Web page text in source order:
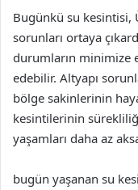
Bugünkü su kesintisi,
sorunları ortaya
durumların minimize
edebilir. Altyapı
bölge sakinlerinin
kesintilerinin
yaşamları daha az
bugün yaşanan su